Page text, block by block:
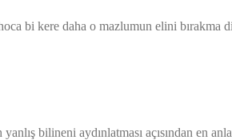
bi kere daha o mazlumun elini bırakma
bilineni aydınlatması açısından en